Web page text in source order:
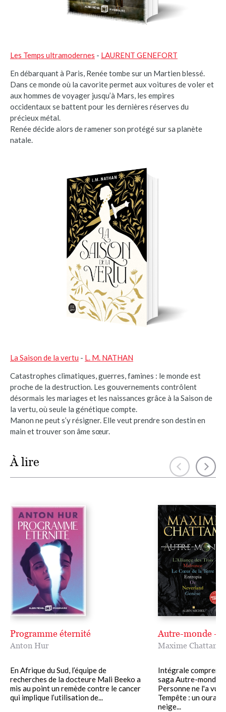
Les Temps ultramodernes - LAURENT GENEFORT
En débarquant à Paris, Renée tombe sur un Martien blessé.
Dans ce monde où la cavorite permet aux voitures de voler et
aux hommes de voyager jusqu’à Mars, les empires
occidentaux se battent pour les dernières réserves du
précieux métal.
Renée décide alors de ramener son protégé sur sa planète
natale.
La Saison de la vertu - L. M. NATHAN
Catastrophes climatiques, guerres, famines : le monde est
proche de la destruction. Les gouvernements contrôlent
désormais les mariages et les naissances grâce à la Saison de
la vertu, où seule la génétique compte.
Manon ne peut s’y résigner. Elle veut prendre son destin en
main et trouver son âme sœur.
À lire
Programme éternité
Anton Hur
En Afrique du Sud, l’équipe de
recherches de la docteure Mali Beeko a
mis au point un remède contre le cancer
qui implique l’utilisation de...
Autre-monde -
Maxime Chattam
Intégrale
saga Autre-monde
Personne ne l'a vue
Tempête : un
neige...